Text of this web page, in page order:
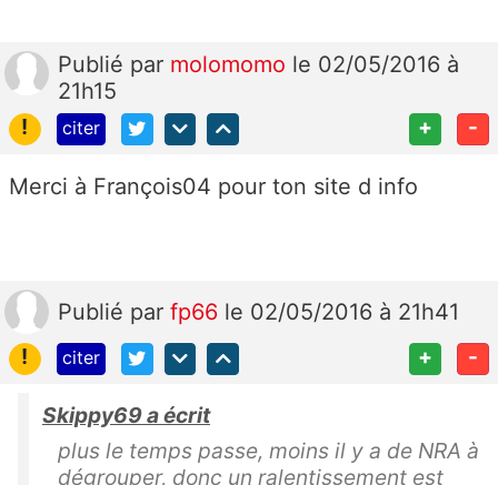
Publié par molomomo le 02/05/2016 à
21h15
!
citer + -
Merci à François04 pour ton site d info
Publié par fp66 le 02/05/2016 à 21h41
!
citer + -
Skippy69 a écrit
plus le temps passe, moins il y a de NRA à
dégrouper, donc un ralentissement est